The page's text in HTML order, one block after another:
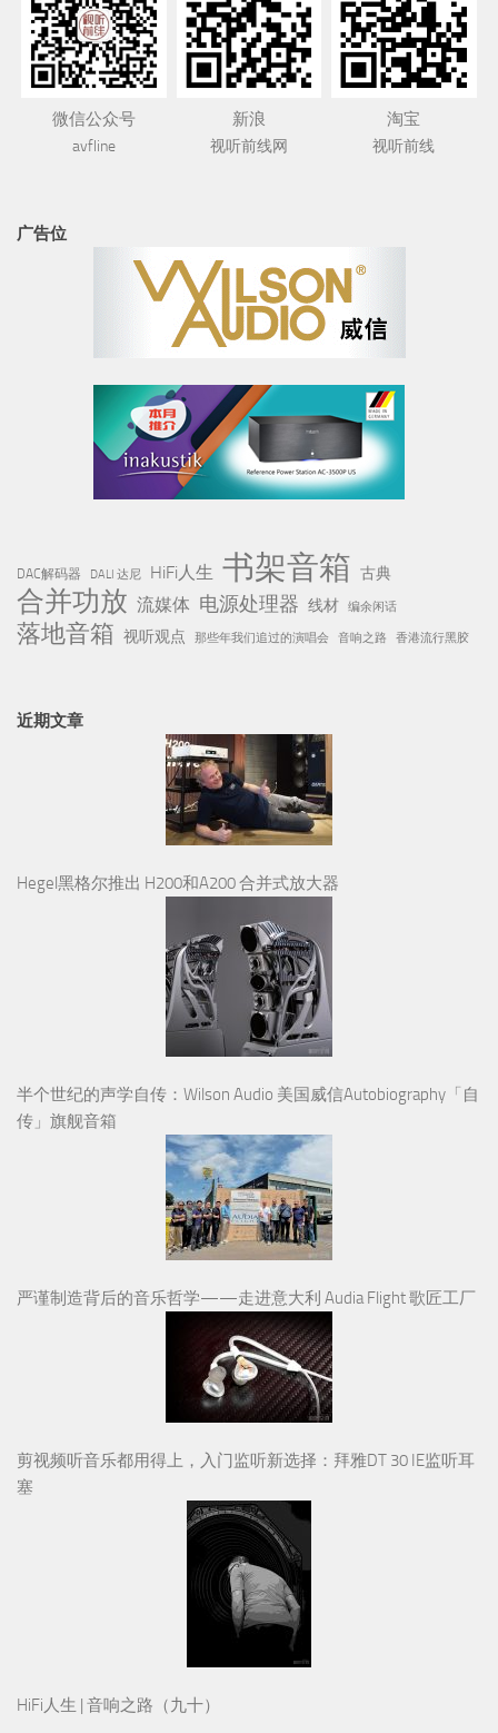
微信公众号
avfline
新浪
视听前线网
淘宝
视听前线
广告位
DAC解码器 DALI 达尼 HiFi人生 书架音箱 古典
合并功放 流媒体 电源处理器 线材 编余闲话
落地音箱 视听观点 那些年我们追过的演唱会 音响之路 香港流行黑胶
近期文章
Hegel黑格尔推出 H200和A200 合并式放大器
半个世纪的声学自传：Wilson Audio 美国威信Autobiography「自
传」旗舰音箱
严谨制造背后的音乐哲学——走进意大利 Audia Flight 歌匠工厂
剪视频听音乐都用得上，入门监听新选择：拜雅DT 30 IE监听耳
塞
HiFi人生 | 音响之路（九十）